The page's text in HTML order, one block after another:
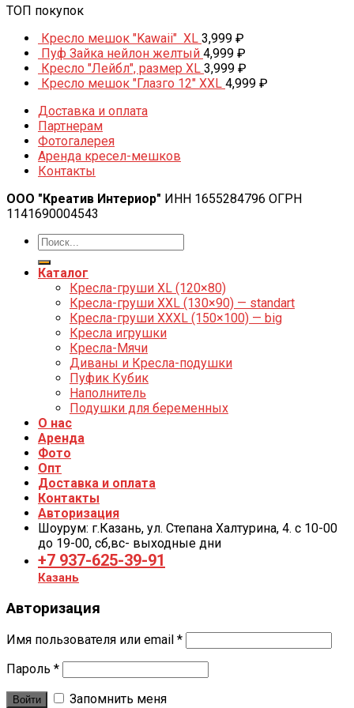
ТОП покупок
Кресло мешок "Kawaii" XL 3,999 ₽
Пуф Зайка нейлон желтый 4,999 ₽
Кресло "Лейбл", размер XL 3,999 ₽
Кресло мешок "Глазго 12" XXL 4,999 ₽
Доставка и оплата
Партнерам
Фотогалерея
Аренда кресел-мешков
Контакты
ООО "Креатив Интериор" ИНН 1655284796 ОГРН
1141690004543
Каталог
Кресла-груши XL (120×80)
Кресла-груши XXL (130×90) — standart
Кресла-груши XXXL (150×100) — big
Кресла игрушки
Кресла-Мячи
Диваны и Кресла-подушки
Пуфик Кубик
Наполнитель
Подушки для беременных
О нас
Аренда
Фото
Опт
Доставка и оплата
Контакты
Авторизация
Шоурум: г.Казань, ул. Степана Халтурина, 4. с 10-00
до 19-00, cб,вс- выходные дни
+7 937-625-39-91
Казань
Авторизация
Имя пользователя или email *
Пароль *
Войти Запомнить меня